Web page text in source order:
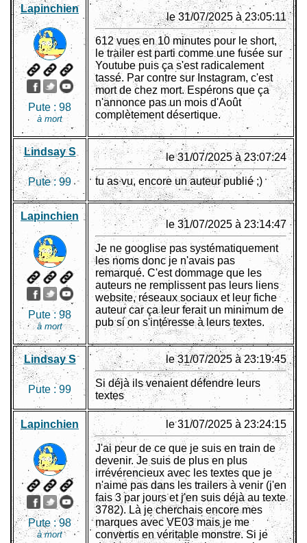
Lapinchien
Pute : 98
à mort
le 31/07/2025 à 23:05:11
612 vues en 10 minutes pour le short,
le trailer est parti comme une fusée sur
Youtube puis ça s'est radicalement
tassé. Par contre sur Instagram, c'est
mort de chez mort. Espérons que ça
n'annonce pas un mois d'Août
complètement désertique.
Lindsay S
Pute : 99
le 31/07/2025 à 23:07:24
tu as vu, encore un auteur publié ;)
Lapinchien
Pute : 98
à mort
le 31/07/2025 à 23:14:47
Je ne googlise pas systématiquement
les noms donc je n'avais pas
remarqué. C'est dommage que les
auteurs ne remplissent pas leurs liens
website, réseaux sociaux et leur fiche
auteur car ça leur ferait un minimum de
pub si on s'intéresse à leurs textes.
Lindsay S
Pute : 99
le 31/07/2025 à 23:19:45
Si déjà ils venaient défendre leurs
textes
Lapinchien
Pute :98
à mort
le 31/07/2025 à 23:24:15
J'ai peur de ce que je suis en train de
devenir. Je suis de plus en plus
irrévérencieux avec les textes que je
n'aime pas dans les trailers à venir (j'en
fais 3 par jours et j'en suis déjà au texte
3782). Là je cherchais encore mes
marques avec VE03 mais je me
convertis en véritable monstre. Si je